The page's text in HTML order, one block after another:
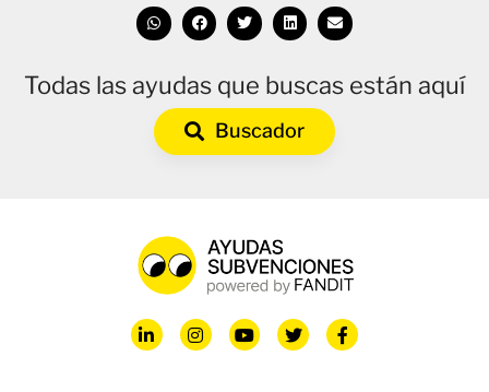
Todas las ayudas que buscas están aquí
Buscador